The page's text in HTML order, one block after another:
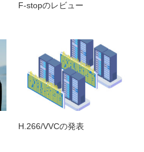
F-stopのレビュー
H.266/VVCの発表